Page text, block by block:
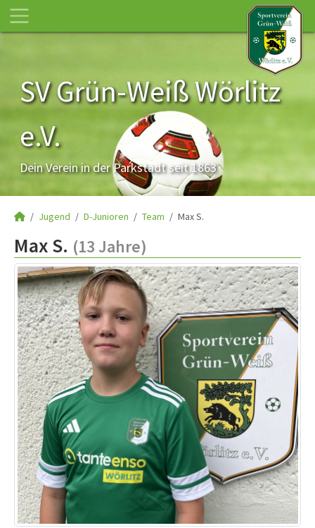
SV Grün-Weiß Wörlitz
e.V.
Dein Verein in der Parkstadt seit 1863
Jugend D-Junioren Team Max S.
Max S. (13 Jahre)